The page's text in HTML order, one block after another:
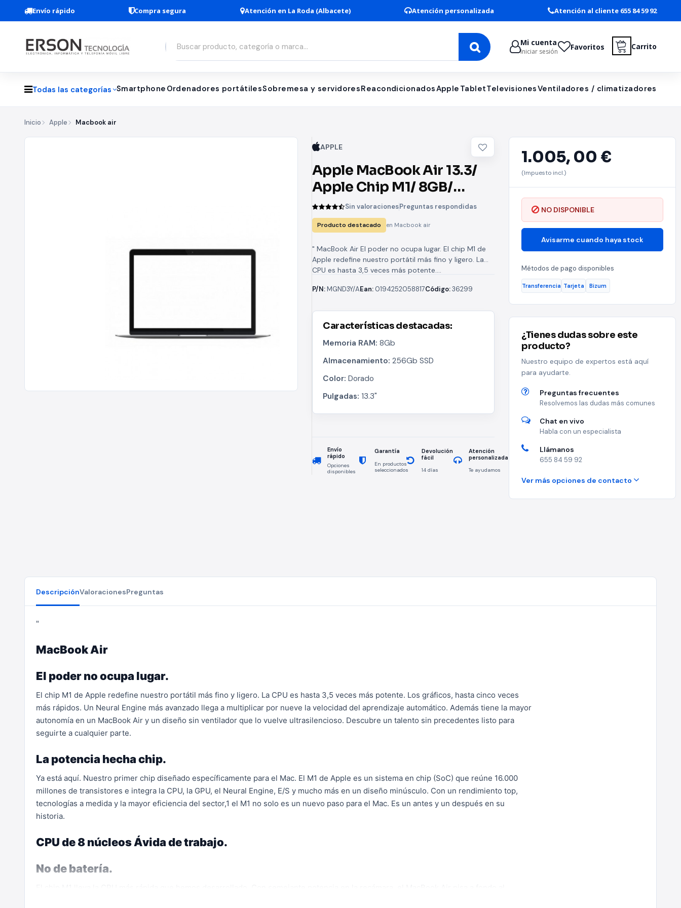
Envío rápido Compra segura Atención en La Roda (Albacete) Atención personalizada Atención al cliente 655 84 59 92
Mi cuenta
Iniciar sesión Favoritos Carrito
Todas las categorías Smartphone Ordenadores portátilesSobremesa y servidoresReacondicionadosApple TabletTelevisionesVentiladores / climatizadores
Inicio Apple Macbook air
APPLE
Apple MacBook Air 13.3/
Apple Chip M1/ 8GB/
256GB SSD/ GPU 7
Núcleos/ Oro
Sin valoracionesPreguntas respondidas
Producto destacado en Macbook air
" MacBook Air El poder no ocupa lugar. El chip M1 de
Apple redefine nuestro portátil más fino y ligero. La
CPU es hasta 3,5 veces más potente....
P/N:MGND3Y/AEan: 0194252058817Código:36299
Características destacadas:
Memoria RAM: 8Gb
Almacenamiento: 256Gb SSD
Color: Dorado
Pulgadas: 13.3"
Envío
rápido
Opciones
disponibles
Garantía
En productos
seleccionados
Devolución
fácil
14 días
Atención
personalizada
Te ayudamos
1.005, 00 €
(Impuesto incl.)
NO DISPONIBLE
Avisarme cuando haya stock
Métodos de pago disponibles
Transferencia Tarjeta Bizum
¿Tienes dudas sobre este
producto?
Nuestro equipo de expertos está aquí
para ayudarte.
Preguntas frecuentes
Resolvemos las dudas más comunes
Chat en vivo
Habla con un especialista
Llámanos
655 84 59 92
Ver más opciones de contacto
DescripciónValoracionesPreguntas
"
MacBook Air
El poder no ocupa lugar.
El chip M1 de Apple redefine nuestro portátil más fino y ligero. La CPU es hasta 3,5 veces más potente. Los gráficos, hasta cinco veces
más rápidos. Un Neural Engine más avanzado llega a multiplicar por nueve la velocidad del aprendizaje automático. Además tiene la mayor
autonomía en un MacBook Air y un diseño sin ventilador que lo vuelve ultrasilencioso. Descubre un talento sin precedentes listo para
seguirte a cualquier parte.
La potencia hecha chip.
Ya está aquí. Nuestro primer chip diseñado específicamente para el Mac. El M1 de Apple es un sistema en chip (SoC) que reúne 16.000
millones de transistores e integra la CPU, la GPU, el Neural Engine, E/S y mucho más en un diseño minúsculo. Con un rendimiento top,
tecnologías a medida y la mayor eficiencia del sector,1 el M1 no solo es un nuevo paso para el Mac. Es un antes y un después en su
historia.
CPU de 8 núcleos Ávida de trabajo.
No de batería.